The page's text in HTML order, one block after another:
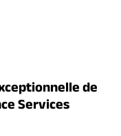
de
Services